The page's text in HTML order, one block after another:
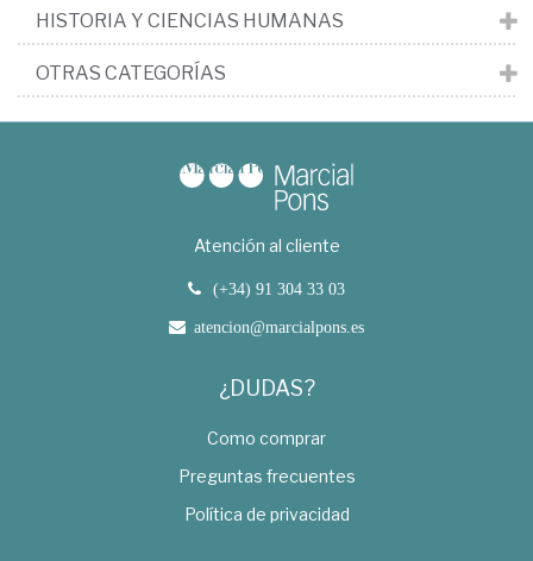
HISTORIA Y CIENCIAS HUMANAS
OTRAS CATEGORÍAS
Atención al cliente
(+34) 91 304 33 03
atencion@marcialpons.es
¿DUDAS?
Como comprar
Preguntas frecuentes
Política de privacidad